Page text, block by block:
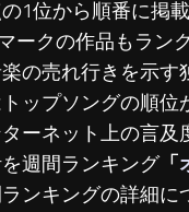
1位から順番に掲載
マークの作品もラ
楽の売れ行きを示
ップソングの順
ーネット上の言
週間ランキング「
ンキングの詳細に